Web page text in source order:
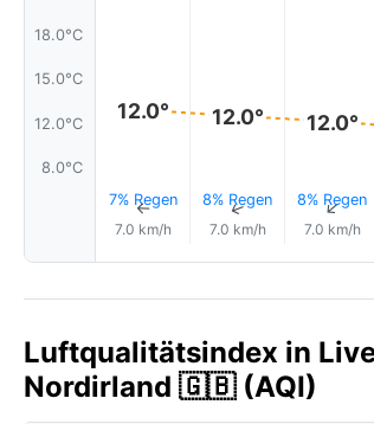
18.0°C
15.0°C
12.0°C
8.0°C
12.0°
7% Regen
↑
7.0 km/h
12.0°
8% Regen
↑
7.0 km/h
12.0°
8% Regen
↑
7.0 km/h
Luftqualitätsindex in
Nordirland 🇬🇧 (AQI)